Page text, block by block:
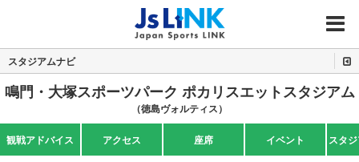
MENU
スタジアムナビ
鳴門・大塚スポーツパーク ポカリスエットスタジアム
（徳島ヴォルティス）
観戦アドバイス アクセス 座席 イベント スタ